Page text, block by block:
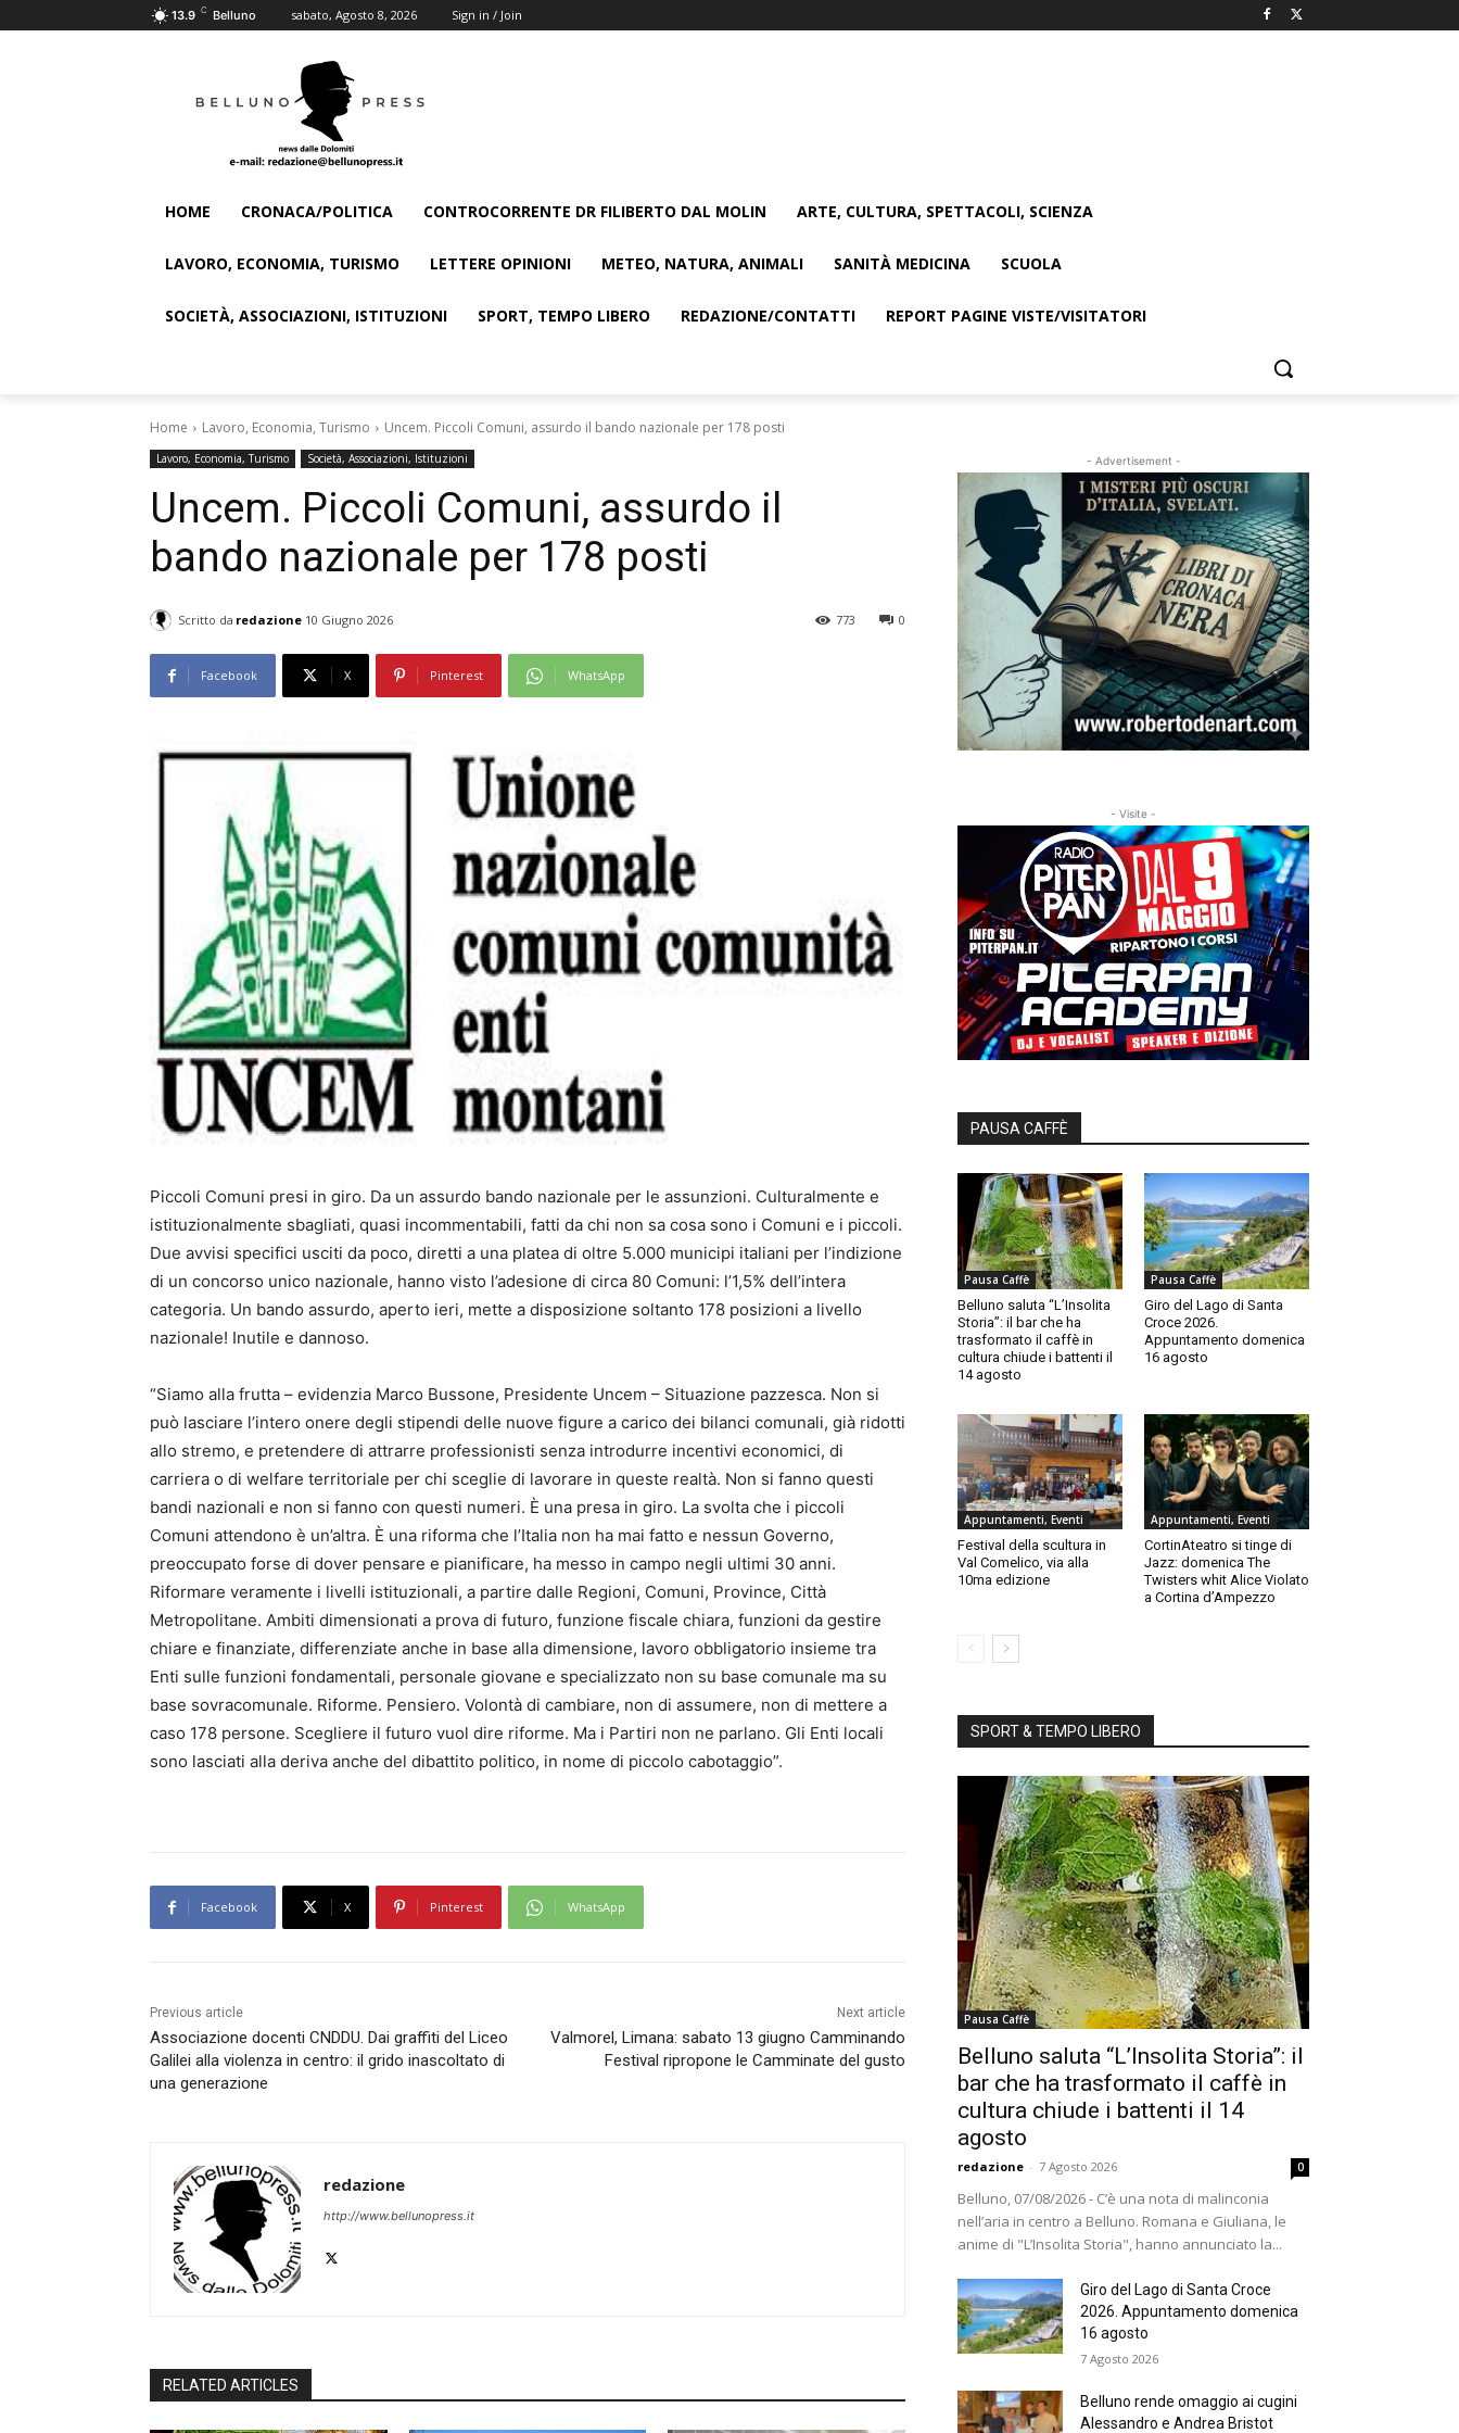
13.9 C Belluno sabato, Agosto 8, 2026 Sign in / Join
HOME CRONACA/POLITICA CONTROCORRENTE DR FILIBERTO DAL MOLIN ARTE, CULTURA, SPETTACOLI, SCIENZA
LAVORO, ECONOMIA, TURISMO LETTERE OPINIONI METEO, NATURA, ANIMALI SANITÀ MEDICINA SCUOLA
SOCIETÀ, ASSOCIAZIONI, ISTITUZIONI SPORT, TEMPO LIBERO REDAZIONE/CONTATTI REPORT PAGINE VISTE/VISITATORI
Home Lavoro, Economia, Turismo Uncem. Piccoli Comuni, assurdo il bando nazionale per 178 posti
Lavoro, Economia, Turismo Società, Associazioni, Istituzioni
Uncem. Piccoli Comuni, assurdo il
bando nazionale per 178 posti
Scritto da redazione 10 Giugno 2026 0
773
Facebook X Pinterest WhatsApp
Piccoli Comuni presi in giro. Da un assurdo bando nazionale per le assunzioni. Culturalmente e
istituzionalmente sbagliati, quasi incommentabili, fatti da chi non sa cosa sono i Comuni e i piccoli.
Due avvisi specifici usciti da poco, diretti a una platea di oltre 5.000 municipi italiani per l’indizione
di un concorso unico nazionale, hanno visto l’adesione di circa 80 Comuni: l’1,5% dell’intera
categoria. Un bando assurdo, aperto ieri, mette a disposizione soltanto 178 posizioni a livello
nazionale! Inutile e dannoso.
“Siamo alla frutta – evidenzia Marco Bussone, Presidente Uncem – Situazione pazzesca. Non si
può lasciare l’intero onere degli stipendi delle nuove figure a carico dei bilanci comunali, già ridotti
allo stremo, e pretendere di attrarre professionisti senza introdurre incentivi economici, di
carriera o di welfare territoriale per chi sceglie di lavorare in queste realtà. Non si fanno questi
bandi nazionali e non si fanno con questi numeri. È una presa in giro. La svolta che i piccoli
Comuni attendono è un’altra. È una riforma che l’Italia non ha mai fatto e nessun Governo,
preoccupato forse di dover pensare e pianificare, ha messo in campo negli ultimi 30 anni.
Riformare veramente i livelli istituzionali, a partire dalle Regioni, Comuni, Province, Città
Metropolitane. Ambiti dimensionati a prova di futuro, funzione fiscale chiara, funzioni da gestire
chiare e finanziate, differenziate anche in base alla dimensione, lavoro obbligatorio insieme tra
Enti sulle funzioni fondamentali, personale giovane e specializzato non su base comunale ma su
base sovracomunale. Riforme. Pensiero. Volontà di cambiare, non di assumere, non di mettere a
caso 178 persone. Scegliere il futuro vuol dire riforme. Ma i Partiri non ne parlano. Gli Enti locali
sono lasciati alla deriva anche del dibattito politico, in nome di piccolo cabotaggio”.
Facebook X Pinterest WhatsApp
Previous article
Associazione docenti CNDDU. Dai graffiti del Liceo
Galilei alla violenza in centro: il grido inascoltato di
una generazione
Next article
Valmorel, Limana: sabato 13 giugno Camminando
Festival ripropone le Camminate del gusto
redazione
http://www.bellunopress.it
RELATED ARTICLES
- Advertisement -
- Visite -
PAUSA CAFFÈ
Pausa Caffè
Belluno saluta “L’Insolita
Storia”: il bar che ha
trasformato il caffè in
cultura chiude i battenti il
14 agosto
Pausa Caffè
Giro del Lago di Santa
Croce 2026.
Appuntamento domenica
16 agosto
Appuntamenti, Eventi
Festival della scultura in
Val Comelico, via alla
10ma edizione
Appuntamenti, Eventi
CortinAteatro si tinge di
Jazz: domenica The
Twisters whit Alice Violato
a Cortina d’Ampezzo
SPORT & TEMPO LIBERO
Pausa Caffè
Belluno saluta “L’Insolita Storia”: il
bar che ha trasformato il caffè in
cultura chiude i battenti il 14
agosto
redazione - 7 Agosto 2026 0
Belluno, 07/08/2026 - C’è una nota di malinconia
nell’aria in centro a Belluno. Romana e Giuliana, le
anime di "L’Insolita Storia", hanno annunciato la...
Giro del Lago di Santa Croce
2026. Appuntamento domenica
16 agosto
7 Agosto 2026
Belluno rende omaggio ai cugini
Alessandro e Andrea Bristot